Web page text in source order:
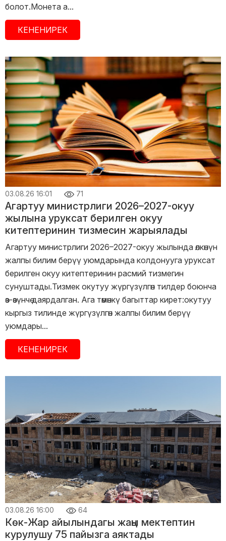
болот.Монета а...
КЕНЕНИРЕК
03.08.26 16:01 71
Агартуу министрлиги 2026–2027-окуу
жылына уруксат берилген окуу
китептеринин тизмесин жарыялады
Агартуу министрлиги 2026–2027-окуу жылында өлкөнүн
жалпы билим берүү уюмдарында колдонууга уруксат
берилген окуу китептеринин расмий тизмегин
сунуштады.Тизмек окутуу жүргүзүлгөн тилдер боюнча
өз-өзүнчө даярдалган. Ага төмөнкү багыттар кирет:окутуу
кыргыз тилинде жүргүзүлгөн жалпы билим берүү
уюмдары...
КЕНЕНИРЕК
03.08.26 16:00 64
Көк-Жар айылындагы жаңы мектептин
курулушу 75 пайызга аяктады